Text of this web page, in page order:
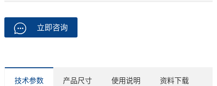
立即咨询
技术参数 产品尺寸 使用说明 资料下载